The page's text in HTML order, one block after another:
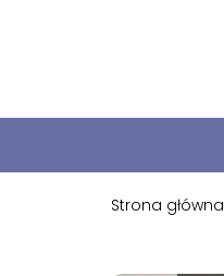
Strona główna